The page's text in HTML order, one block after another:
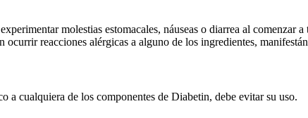
molestias estomacales, náuseas o diarrea al comenzar
ocurrir reacciones alérgicas a alguno de los ingredientes,
a cualquiera de los componentes de Diabetin, debe evitar su uso.